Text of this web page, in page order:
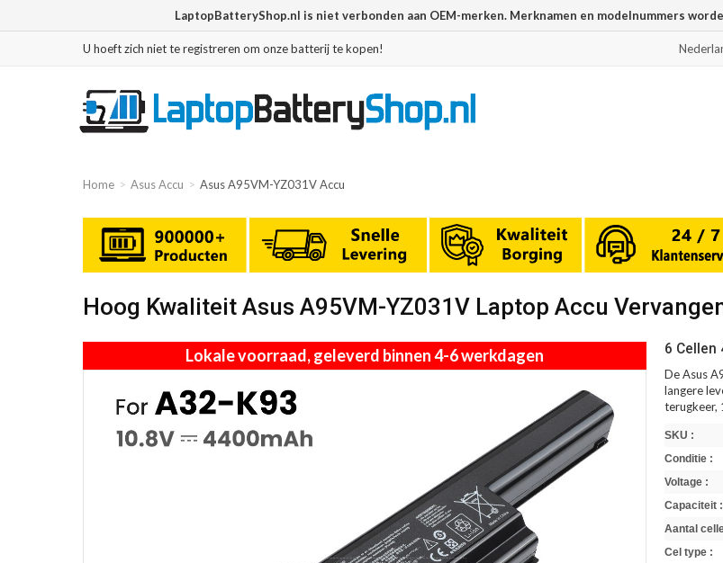
LaptopBatteryShop.nl is niet verbonden aan OEM-merken. Merknamen en modelnummers
U hoeft zich niet te registreren om onze batterij te kopen!
Home Asus Accu Asus A95VM-YZ031V Accu
Hoog Kwaliteit Asus A95VM-YZ031V Laptop Accu
Lokale voorraad, geleverd binnen 4-6 werkdagen 6 Cellen
De Asus
langere
terugkeer,
SKU :
Conditie :
Voltage :
Capaciteit :
Aantal
Cel type :